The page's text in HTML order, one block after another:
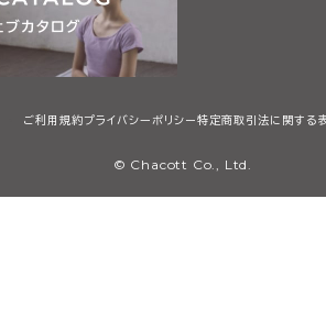
ご利用規約プライバシーポリシー 特定商取引法に関する
© Chacott Co., Ltd.